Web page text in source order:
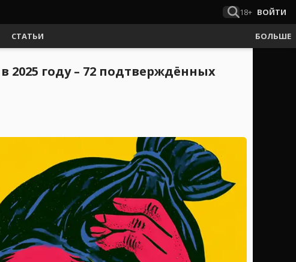
18+ ВОЙТИ
СТАТЬИ БОЛЬШЕ
году – 72 подтверждённых